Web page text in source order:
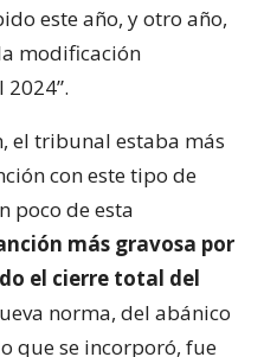
este año, y otro año,
modificación
el tribunal estaba más
con este tipo de
poco de esta
más gravosa por
el cierre total del
norma, del abánico
que se incorporó, fue